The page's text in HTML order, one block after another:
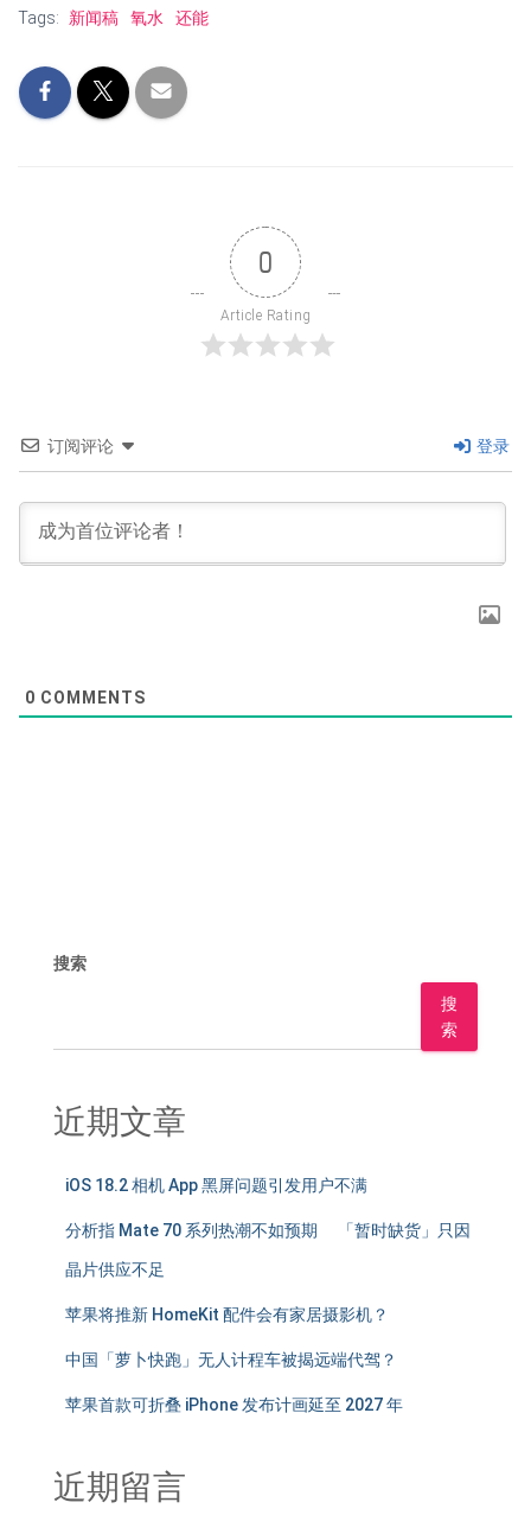
Tags: 新闻稿 氧水 还能
0
Article Rating
订阅评论 登录
0 COMMENTS
搜索
搜
索
近期文章
iOS 18.2 相机 App 黑屏问题引发用户不满
分析指 Mate 70 系列热潮不如预期 「暂时缺货」只因
晶片供应不足
苹果将推新 HomeKit 配件会有家居摄影机？
中国「萝卜快跑」无人计程车被揭远端代驾？
苹果首款可折叠 iPhone 发布计画延至 2027 年
近期留言